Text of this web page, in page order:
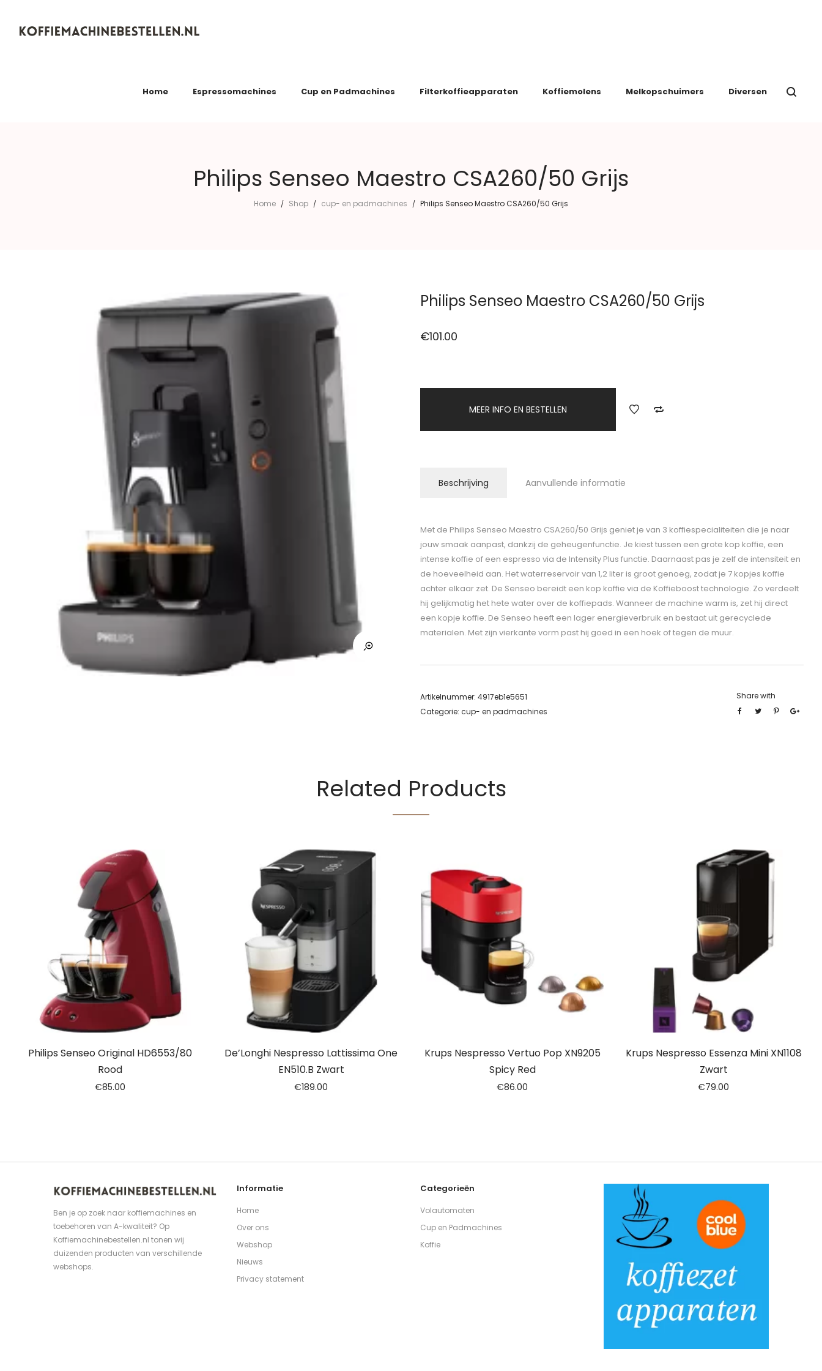
Home Espressomachines Cup en Padmachines Filterkoffieapparaten Koffiemolens Melkopschuimers Diversen
Philips Senseo Maestro CSA260/50 Grijs
Home / Shop / cup- en padmachines / Philips Senseo Maestro CSA260/50 Grijs
Philips Senseo Maestro CSA260/50 Grijs
€101.00
MEER INFO EN BESTELLEN
Beschrijving Aanvullende informatie
Met de Philips Senseo Maestro CSA260/50 Grijs geniet je van 3 koffiespecialiteiten die je naar
jouw smaak aanpast, dankzij de geheugenfunctie. Je kiest tussen een grote kop koffie, een
intense koffie of een espresso via de Intensity Plus functie. Daarnaast pas je zelf de intensiteit en
de hoeveelheid aan. Het waterreservoir van 1,2 liter is groot genoeg, zodat je 7 kopjes koffie
achter elkaar zet. De Senseo bereidt een kop koffie via de Koffieboost technologie. Zo verdeelt
hij gelijkmatig het hete water over de koffiepads. Wanneer de machine warm is, zet hij direct
een kopje koffie. De Senseo heeft een lager energieverbruik en bestaat uit gerecyclede
materialen. Met zijn vierkante vorm past hij goed in een hoek of tegen de muur.
Artikelnummer: 4917eb1e5651
Categorie: cup- en padmachines
Share with
Related Products
Philips Senseo Original HD6553/80
Rood
€85.00
De’Longhi Nespresso Lattissima One
EN510.B Zwart
€189.00
Krups Nespresso Vertuo Pop XN9205
Spicy Red
€86.00
Krups Nespresso Essenza Mini XN1108
Zwart
€79.00
Ben je op zoek naar koffiemachines en
toebehoren van A-kwaliteit? Op
Koffiemachinebestellen.nl tonen wij
duizenden producten van verschillende
webshops.
Informatie
Home
Over ons
Webshop
Nieuws
Privacy statement
Categorieën
Volautomaten
Cup en Padmachines
Koffie